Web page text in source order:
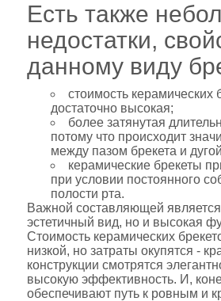
Есть также
недостатки,
данному виду
стоимость керамических
достаточно высокая;
более затянутая
потому что происходит
между пазом брекета и
керамические брекеты
при условии постоянного
полости рта.
Важной составляющей является
эстетичный вид, но и высокая
Стоимость керамических
низкой, но затраты окупятся -
конструкции смотрятся
высокую эффективность. И,
обеспечивают путь к ровным и